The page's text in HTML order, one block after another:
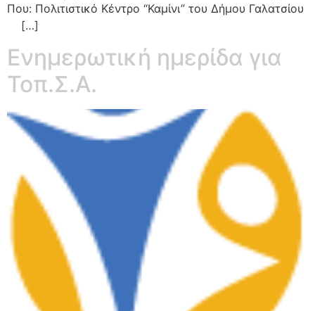
Που: Πολιτιστικό Κέντρο “Καμίνι” του Δήμου Γαλατσίου
[…]
Ενημερωτική ημερίδα για
Τοπ.Σ.Α.